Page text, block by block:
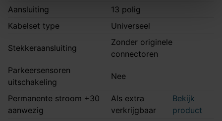
Aansluiting
13 polig
Kabelset type
Universeel
Stekkeraansluiting
Zonder originele
connectoren
Parkeersensoren
uitschakeling
Nee
Permanente stroom +30
aanwezig
Als extra
verkrijgbaar
Bekijk
product